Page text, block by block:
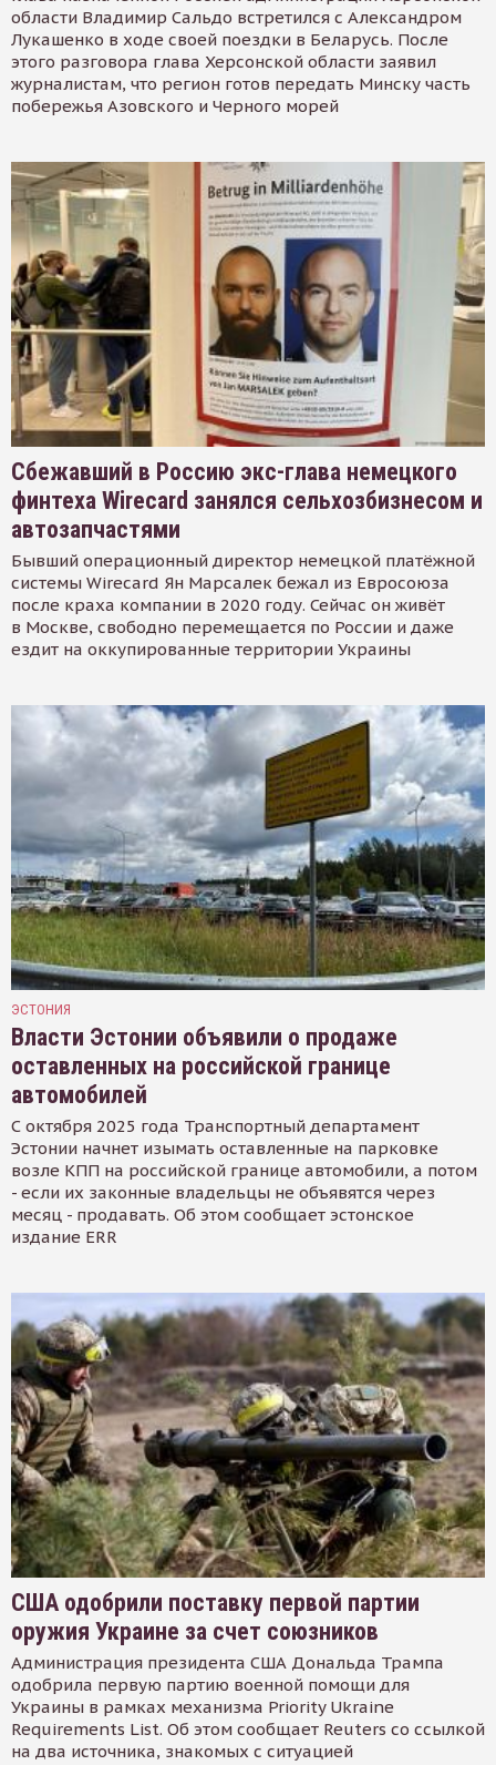
области Владимир Сальдо встретился с Александром
Лукашенко в ходе своей поездки в Беларусь. После
этого разговора глава Херсонской области заявил
журналистам, что регион готов передать Минску часть
побережья Азовского и Черного морей
Сбежавший в Россию экс-глава немецкого
финтеха Wirecard занялся сельхозбизнесом и
автозапчастями
Бывший операционный директор немецкой платёжной
системы Wirecard Ян Марсалек бежал из Евросоюза
после краха компании в 2020 году. Сейчас он живёт
в Москве, свободно перемещается по России и даже
ездит на оккупированные территории Украины
ЭСТОНИЯ
Власти Эстонии объявили о продаже
оставленных на российской границе
автомобилей
С октября 2025 года Транспортный департамент
Эстонии начнет изымать оставленные на парковке
возле КПП на российской границе автомобили, а потом
- если их законные владельцы не объявятся через
месяц - продавать. Об этом сообщает эстонское
издание ERR
США одобрили поставку первой партии
оружия Украине за счет союзников
Администрация президента США Дональда Трампа
одобрила первую партию военной помощи для
Украины в рамках механизма Priority Ukraine
Requirements List. Об этом сообщает Reuters со ссылкой
на два источника, знакомых с ситуацией